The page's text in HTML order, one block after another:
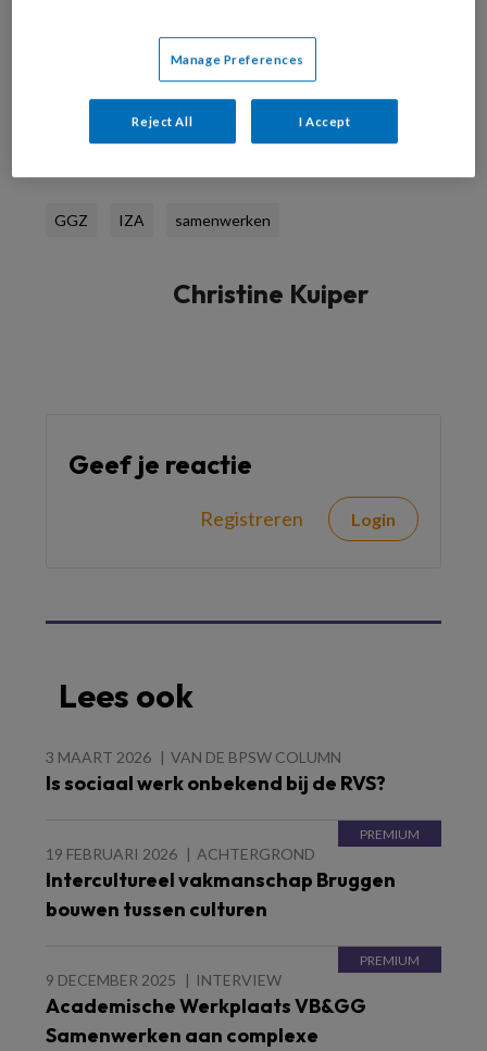
Al abonnee?Log dan in
Reageer op dit artikel Deel dit artikel
GGZ IZA samenwerken
Christine Kuiper
Geef je reactie
Registreren Login
Lees ook
3 MAART 2026 VAN DE BPSW COLUMN
Is sociaal werk onbekend bij de RVS?
19 FEBRUARI 2026 ACHTERGROND
Intercultureel vakmanschap Bruggen
bouwen tussen culturen
9 DECEMBER 2025 INTERVIEW
Academische Werkplaats VB&GG
Samenwerken aan complexe
Manage Preferences
Reject All I Accept